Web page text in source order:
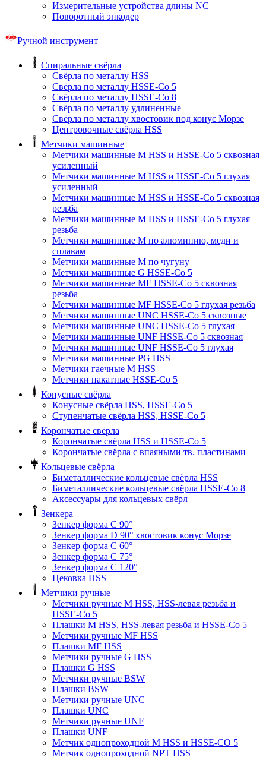
Измерительные устройства длины NC
Поворотный энкодер
Ручной инструмент
Спиральные свёрла
Свёрла по металлу HSS
Свёрла по металлу HSSE-Co 5
Свёрла по металлу HSSE-Co 8
Свёрла по металлу удлиненные
Свёрла по металлу хвостовик под конус Морзе
Центровочные свёрла HSS
Метчики машинные
Метчики машинные M HSS и HSSE-Co 5 сквозная
усиленный
Метчики машинные M HSS и HSSE-Co 5 глухая
усиленный
Метчики машинные M HSS и HSSE-Co 5 сквозная
резьба
Метчики машинные M HSS и HSSE-Co 5 глухая
резьба
Метчики машинные M по алюминию, меди и
сплавам
Метчики машинные M по чугуну
Метчики машинные G HSSE-Co 5
Метчики машинные MF HSSE-Co 5 сквозная
резьба
Метчики машинные MF HSSE-Co 5 глухая резьба
Метчики машинные UNC HSSE-Co 5 сквозные
Метчики машинные UNC HSSE-Co 5 глухая
Метчики машинные UNF HSSE-Co 5 сквозная
Метчики машинные UNF HSSE-Co 5 глухая
Метчики машинные PG HSS
Метчики гаечные M HSS
Метчики накатные HSSE-Co 5
Конусные свёрла
Конусные свёрла HSS, HSSE-Co 5
Ступенчатые свёрла HSS, HSSE-Co 5
Корончатые свёрла
Корончатые свёрла HSS и HSSE-Co 5
Корончатые свёрла с впаяными тв. пластинами
Кольцевые свёрла
Биметаллические кольцевые свёрла HSS
Биметаллические кольцевые свёрла HSSE-Co 8
Аксессуары для кольцевых свёрл
Зенкера
Зенкер форма С 90°
Зенкер форма D 90° хвостовик конус Морзе
Зенкер форма С 60°
Зенкер форма С 75°
Зенкер форма С 120°
Цековка HSS
Метчики ручные
Метчики ручные M HSS, HSS-левая резьба и
HSSE-Co 5
Плашки M HSS, HSS-левая резьба и HSSE-Co 5
Метчики ручные MF HSS
Плашки MF HSS
Метчики ручные G HSS
Плашки G HSS
Метчики ручные BSW
Плашки BSW
Метчики ручные UNC
Плашки UNC
Метчики ручные UNF
Плашки UNF
Метчик однопроходной M HSS и HSSE-CO 5
Метчик однопроходной NPT HSS